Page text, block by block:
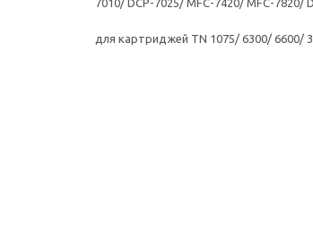
7010/ DCP-7025/ MFC-7420/ MFC-7820/
для картриджей TN 1075/ 6300/ 6600/